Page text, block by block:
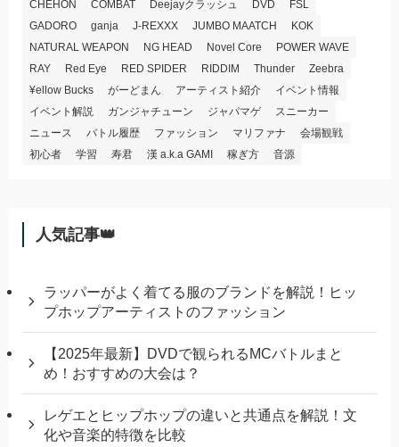
CHEHON
COMBAT Deejayクラッシュ DVD
FSL
GADORO
ganja J-REXXX JUMBO MAATCH
KOK
NATURAL WEAPON
NG HEAD Novel Core
POWER WAVE
RAY
Red Eye RED SPIDER RIDDIM Thunder
Zeebra
¥ellow Bucks
がーどまん アーティスト紹介
イベント情報
イベント解説
ガンジャチューン ジャパマゲ
スニーカー
ニュース
バトル履歴 ファッション マリファナ
会場観戦
初心者
学習 寿君 漢 a.k.a GAMI 稼ぎ方 音源
人気記事👑
ラッパーがよく着てる服のブランドを解説！ヒッ
プホップアーティストのファッション
【2025年最新】DVDで観られるMCバトルまと
め！おすすめの大会は？
レゲエとヒップホップの違いと共通点を解説！文
化や音楽的特徴を比較